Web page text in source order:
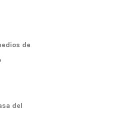
de
del